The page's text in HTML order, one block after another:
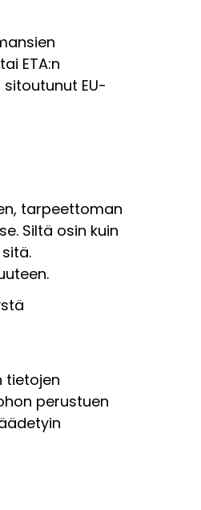
ETA:n
EU-
tarpeettoman
Siltä osin kuin
tietojen
perustuen